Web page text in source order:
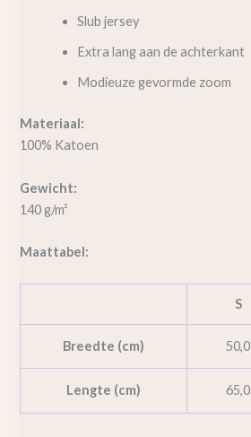
Slub jersey
Extra lang aan de achterkant
Modieuze gevormde zoom
Materiaal:
100% Katoen
Gewicht:
140 g/m²
Maattabel:
S
Breedte (cm) 50,0
Lengte (cm) 65,0